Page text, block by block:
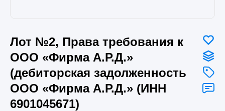
Лот №2, Права требования к
ООО «Фирма А.Р.Д.»
(дебиторская задолженность
ООО «Фирма А.Р.Д.» (ИНН
6901045671)